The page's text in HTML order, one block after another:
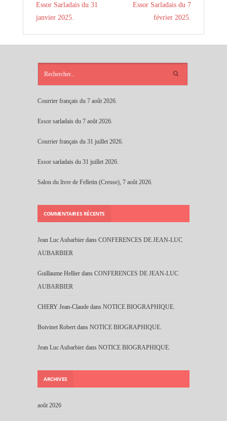
Essor Sarladais du 31
janvier 2025.
Essor Sarladais du 7
février 2025.
Courrier français du 7 août 2026.
Essor sarladais du 7 août 2026.
Courrier français du 31 juillet 2026.
Essor sarladais du 31 juillet 2026.
Salon du livre de Felletin (Creuse), 7 août 2026.
COMMENTAIRES RÉCENTS
Jean Luc Aubarbier dans CONFERENCES DE JEAN-LUC
AUBARBIER
Guillaume Hellier dans CONFERENCES DE JEAN-LUC
AUBARBIER
CHERY Jean-Claude dans NOTICE BIOGRAPHIQUE.
Boivinet Robert dans NOTICE BIOGRAPHIQUE.
Jean Luc Aubarbier dans NOTICE BIOGRAPHIQUE.
ARCHIVES
août 2026